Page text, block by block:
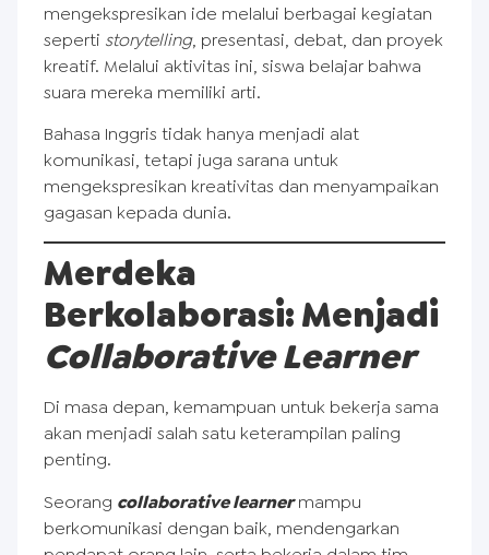
mengekspresikan ide melalui berbagai kegiatan
seperti storytelling, presentasi, debat, dan proyek
kreatif. Melalui aktivitas ini, siswa belajar bahwa
suara mereka memiliki arti.
Bahasa Inggris tidak hanya menjadi alat
komunikasi, tetapi juga sarana untuk
mengekspresikan kreativitas dan menyampaikan
gagasan kepada dunia.
Merdeka
Berkolaborasi: Menjadi
Collaborative Learner
Di masa depan, kemampuan untuk bekerja sama
akan menjadi salah satu keterampilan paling
penting.
Seorang collaborative learnermampu
berkomunikasi dengan baik, mendengarkan